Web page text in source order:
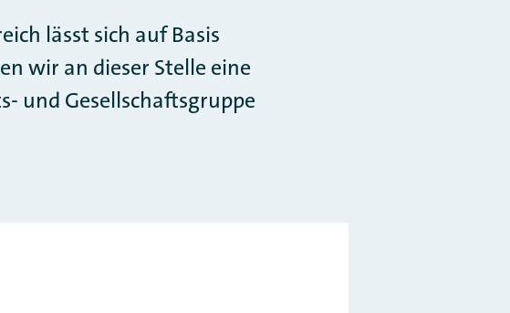
lässt sich auf Basis
wir an dieser Stelle eine
und Gesellschaftsgruppe